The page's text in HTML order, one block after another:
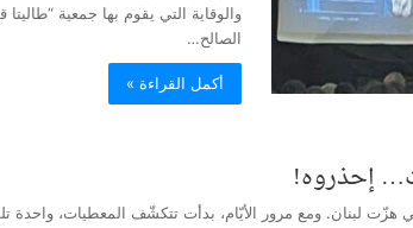
والوقاية التي يقوم بها جمعية
الصالح…
أكمل القراءة »
إحذروه!
هزّت لبنان. ومع مرور الأيّام، بدأت تتكشّف المعطيات، واحدة